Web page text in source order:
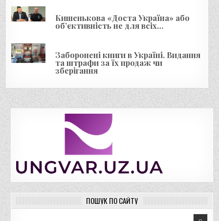
Кишенькова «Доста Україна» або
об’єктивність не для всіх…
Заборонені книги в Україні. Видання
та штрафи за їх продаж чи
зберігання
ПОШУК ПО САЙТУ